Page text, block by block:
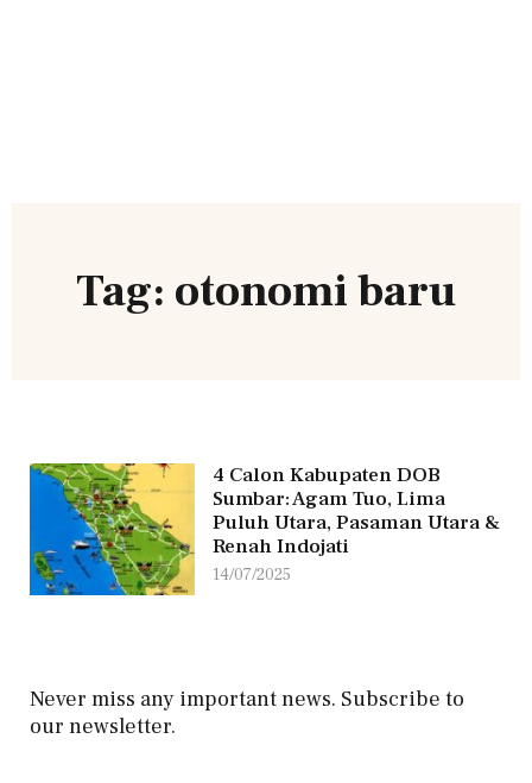
Tag: otonomi baru
4 Calon Kabupaten DOB
Sumbar: Agam Tuo, Lima
Puluh Utara, Pasaman Utara &
Renah Indojati
14/07/2025
Never miss any important news. Subscribe to
our newsletter.